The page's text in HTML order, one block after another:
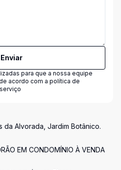
Enviar
para que a nossa equipe
acordo com a política de
da Alvorada, Jardim Botânico.
EM CONDOMÍNIO À VENDA